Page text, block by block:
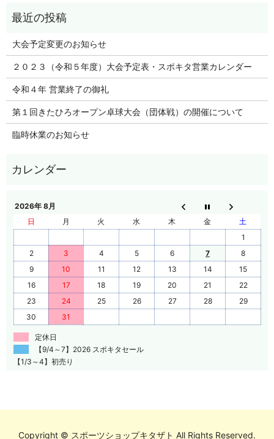
大会予定変更のお知らせ
２０２３（令和５年度）大会予定表・スポキタ営業カレンダー
令和４年 営業終了の御礼
第１回きたひろオープン卓球大会（団体戦）の開催について
臨時休業のお知らせ
2026年 8月
日
月 火 水 木 金
土
1
2
3 4 5 6 7
8
9
10 11 12 13 14
15
16
17 18 19 20 21
22
23
24 25 26 27 28
29
30
31
定休日
【9/4～7】2026 スポキタセール
【1/3～4】初売り
Copyright © スポーツショップキタザト All Rights Reserved.